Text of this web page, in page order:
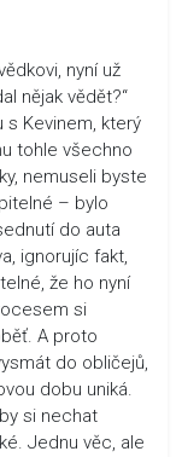
nyní už
nějak vědět?“
s Kevinem, který
tohle všechno
nemuseli byste
– bylo
do auta
ignorujíc fakt,
že ho nyní
si
A proto
do obličejů,
dobu uniká.
si nechat
Jednu věc, ale